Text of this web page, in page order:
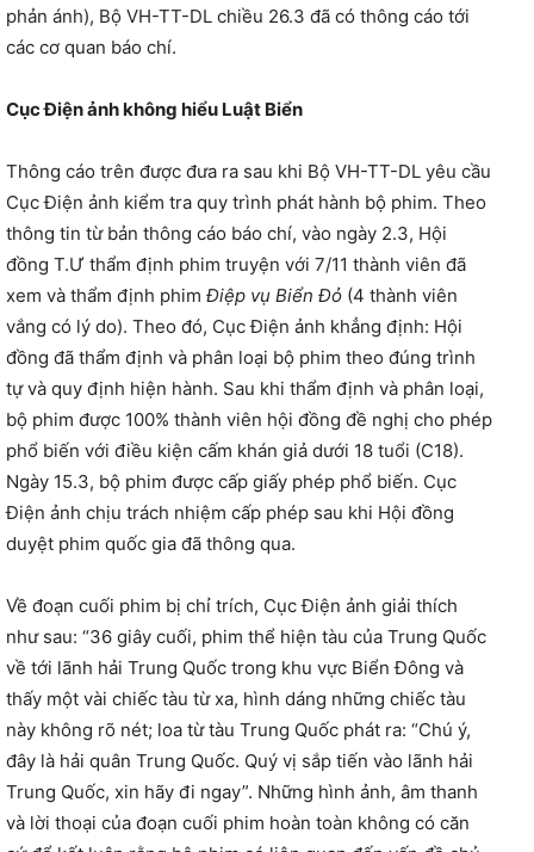
phản ánh), Bộ VH-TT-DL chiều 26.3 đã có thông cáo tới
các cơ quan báo chí.
Cục Điện ảnh không hiểu Luật Biển
Thông cáo trên được đưa ra sau khi Bộ VH-TT-DL yêu cầu
Cục Điện ảnh kiểm tra quy trình phát hành bộ phim. Theo
thông tin từ bản thông cáo báo chí, vào ngày 2.3, Hội
đồng T.Ư thẩm định phim truyện với 7/11 thành viên đã
xem và thẩm định phim Điệp vụ Biển Đỏ (4 thành viên
vắng có lý do). Theo đó, Cục Điện ảnh khẳng định: Hội
đồng đã thẩm định và phân loại bộ phim theo đúng trình
tự và quy định hiện hành. Sau khi thẩm định và phân loại,
bộ phim được 100% thành viên hội đồng đề nghị cho phép
phổ biến với điều kiện cấm khán giả dưới 18 tuổi (C18).
Ngày 15.3, bộ phim được cấp giấy phép phổ biến. Cục
Điện ảnh chịu trách nhiệm cấp phép sau khi Hội đồng
duyệt phim quốc gia đã thông qua.
Về đoạn cuối phim bị chỉ trích, Cục Điện ảnh giải thích
như sau: “36 giây cuối, phim thể hiện tàu của Trung Quốc
về tới lãnh hải Trung Quốc trong khu vực Biển Đông và
thấy một vài chiếc tàu từ xa, hình dáng những chiếc tàu
này không rõ nét; loa từ tàu Trung Quốc phát ra: “Chú ý,
đây là hải quân Trung Quốc. Quý vị sắp tiến vào lãnh hải
Trung Quốc, xin hãy đi ngay”. Những hình ảnh, âm thanh
và lời thoại của đoạn cuối phim hoàn toàn không có căn